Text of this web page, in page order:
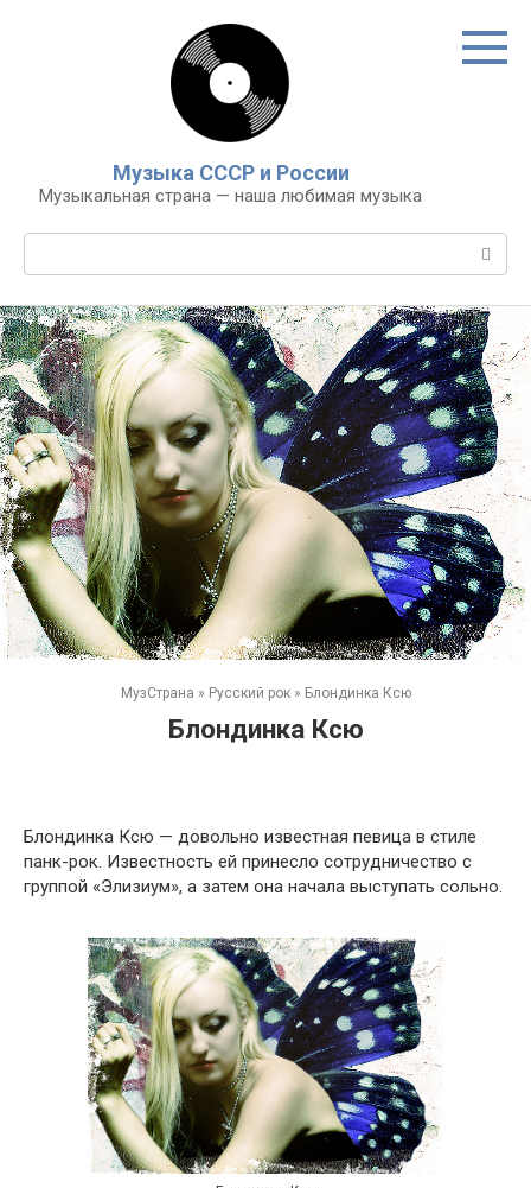
Музыка СССР и России
Музыкальная страна — наша любимая музыка
МузСтрана » Русский рок » Блондинка Ксю
Блондинка Ксю
Блондинка Ксю — довольно известная певица в стиле
панк-рок. Известность ей принесло сотрудничество с
группой «Элизиум», а затем она начала выступать сольно.